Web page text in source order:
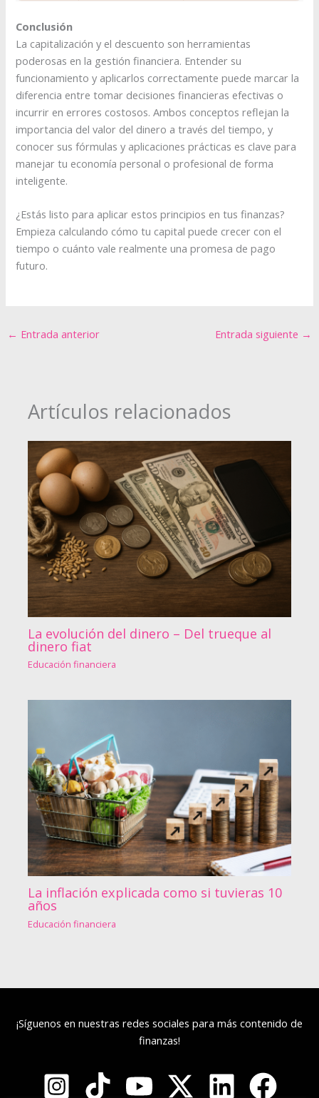
Conclusión
La capitalización y el descuento son herramientas
poderosas en la gestión financiera. Entender su
funcionamiento y aplicarlos correctamente puede marcar la
diferencia entre tomar decisiones financieras efectivas o
incurrir en errores costosos. Ambos conceptos reflejan la
importancia del valor del dinero a través del tiempo, y
conocer sus fórmulas y aplicaciones prácticas es clave para
manejar tu economía personal o profesional de forma
inteligente.
¿Estás listo para aplicar estos principios en tus finanzas?
Empieza calculando cómo tu capital puede crecer con el
tiempo o cuánto vale realmente una promesa de pago
futuro.
← Entrada anterior Entrada siguiente →
Artículos relacionados
La evolución del dinero – Del trueque al
dinero fiat
Educación financiera
La inflación explicada como si tuvieras 10
años
Educación financiera
¡Síguenos en nuestras redes sociales para más contenido de
finanzas!